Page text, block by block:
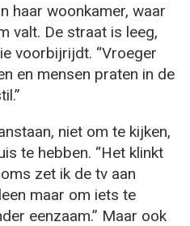
haar woonkamer, waar
valt. De straat is leeg,
voorbijrijdt. “Vroeger
en mensen praten in de
niet om te kijken,
te hebben. “Het klinkt
zet ik de tv aan
maar om iets te
eenzaam.” Maar ook